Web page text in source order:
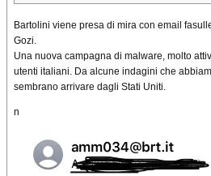
Bartolini viene presa di mira con email
Gozi.
Una nuova campagna di malware, molto
utenti italiani. Da alcune indagini che
sembrano arrivare dagli Stati Uniti.
n